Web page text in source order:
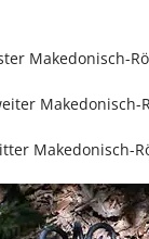
Makedonisch-
Makedonisch-